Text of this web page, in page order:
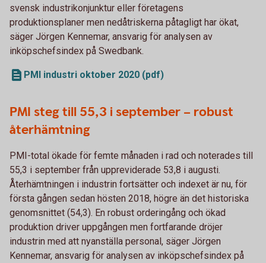
svensk industrikonjunktur eller företagens
produktionsplaner men nedåtriskerna påtagligt har ökat,
säger Jörgen Kennemar, ansvarig för analysen av
inköpschefsindex på Swedbank.
PMI industri oktober 2020 (pdf)
PMI steg till 55,3 i september – robust
återhämtning
PMI-total ökade för femte månaden i rad och noterades till
55,3 i september från uppreviderade 53,8 i augusti.
Återhämtningen i industrin fortsätter och indexet är nu, för
första gången sedan hösten 2018, högre än det historiska
genomsnittet (54,3). En robust orderingång och ökad
produktion driver uppgången men fortfarande dröjer
industrin med att nyanställa personal, säger Jörgen
Kennemar, ansvarig för analysen av inköpschefsindex på